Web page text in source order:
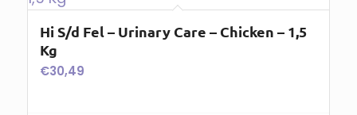
Hi S/d Fel – Urinary Care – Chicken – 1,5
Kg
€30,49